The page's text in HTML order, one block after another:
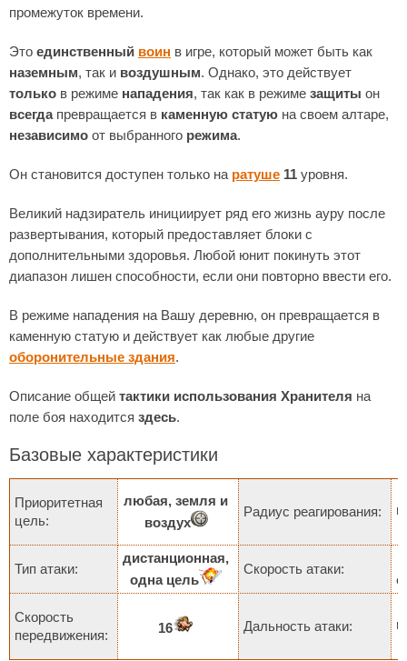
промежуток времени.
Это единственный воин в игре, который может быть как
наземным, так и воздушным. Однако, это действует
только в режиме нападения, так как в режиме защиты он
всегдапревращается в каменную статую на своем алтаре,
независимо от выбранного режима.
Он становится доступен только на ратуше 11 уровня.
Великий надзиратель инициирует ряд его жизнь ауру после
развертывания, который предоставляет блоки с
дополнительными здоровья. Любой юнит покинуть этот
диапазон лишен способности, если они повторно ввести его.
В режиме нападения на Вашу деревню, он превращается в
каменную статую и действует как любые другие
оборонительные здания.
Описание общей тактики использования Хранителя на
поле боя находится здесь.
Базовые характеристики
Приоритетная
цель:
любая, земля и
воздух
Радиус реагирования:
Тип атаки:
дистанционная,
одна цель
Скорость атаки:
Скорость
передвижения:
16 Дальность атаки: